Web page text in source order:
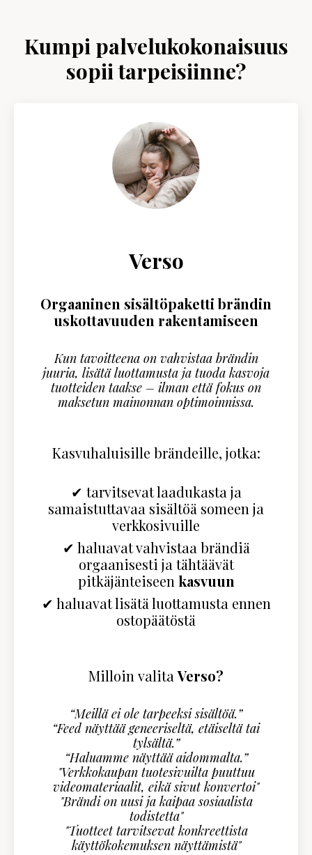
Kumpi palvelukokonaisuus
sopii tarpeisiinne?
Verso
Orgaaninen sisältöpaketti brändin
uskottavuuden rakentamiseen
Kun tavoitteena on vahvistaa brändin
juuria, lisätä luottamusta ja tuoda kasvoja
tuotteiden taakse – ilman että fokus on
maksetun mainonnan optimoinnissa.
Kasvuhaluisille brändeille, jotka:
✔ tarvitsevat laadukasta ja
samaistuttavaa sisältöä someen ja
verkkosivuille
✔ haluavat vahvistaa brändiä
orgaanisesti ja tähtäävät
pitkäjänteiseen kasvuun
✔ haluavat lisätä luottamusta ennen
ostopäätöstä
Milloin valita Verso?
“Meillä ei ole tarpeeksi sisältöä.”
“Feed näyttää geneeriseltä, etäiseltä tai
tylsältä.”
“Haluamme näyttää aidommalta.”
"Verkkokaupan tuotesivuilta puuttuu
videomateriaalit, eikä sivut konvertoi"
"Brändi on uusi ja kaipaa sosiaalista
todistetta"
"Tuotteet tarvitsevat konkreettista
käyttökokemuksen näyttämistä"